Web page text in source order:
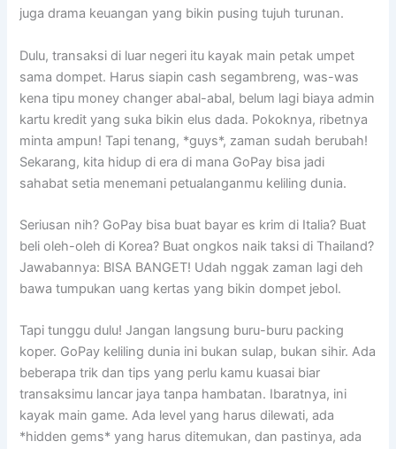
juga drama keuangan yang bikin pusing tujuh turunan.
Dulu, transaksi di luar negeri itu kayak main petak umpet
sama dompet. Harus siapin cash segambreng, was-was
kena tipu money changer abal-abal, belum lagi biaya admin
kartu kredit yang suka bikin elus dada. Pokoknya, ribetnya
minta ampun! Tapi tenang, *guys*, zaman sudah berubah!
Sekarang, kita hidup di era di mana GoPay bisa jadi
sahabat setia menemani petualanganmu keliling dunia.
Seriusan nih? GoPay bisa buat bayar es krim di Italia? Buat
beli oleh-oleh di Korea? Buat ongkos naik taksi di Thailand?
Jawabannya: BISA BANGET! Udah nggak zaman lagi deh
bawa tumpukan uang kertas yang bikin dompet jebol.
Tapi tunggu dulu! Jangan langsung buru-buru packing
koper. GoPay keliling dunia ini bukan sulap, bukan sihir. Ada
beberapa trik dan tips yang perlu kamu kuasai biar
transaksimu lancar jaya tanpa hambatan. Ibaratnya, ini
kayak main game. Ada level yang harus dilewati, ada
*hidden gems* yang harus ditemukan, dan pastinya, ada